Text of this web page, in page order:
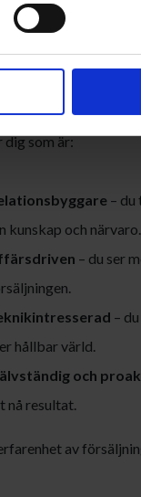
är du?
dig som är:
–
kunskap och närvaro.
– du ser
–
hållbar värld.
och
nå resultat.
av